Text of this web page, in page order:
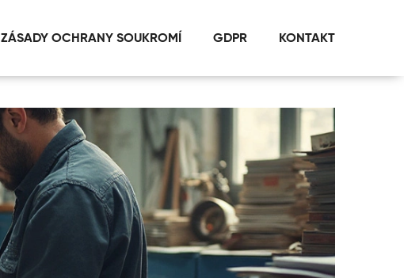
ZÁSADY OCHRANY SOUKROMÍ GDPR KONTAKT